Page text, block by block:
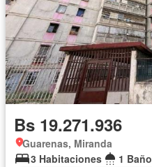
Bs 19.271.936
Guarenas, Miranda
3 Habitaciones
1 Baño